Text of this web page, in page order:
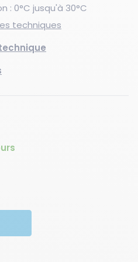
: 0°C jusqu'à 30°C
techniques